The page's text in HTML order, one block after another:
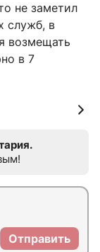
не заметил
служб, в
возмещать
в 7
Отправить